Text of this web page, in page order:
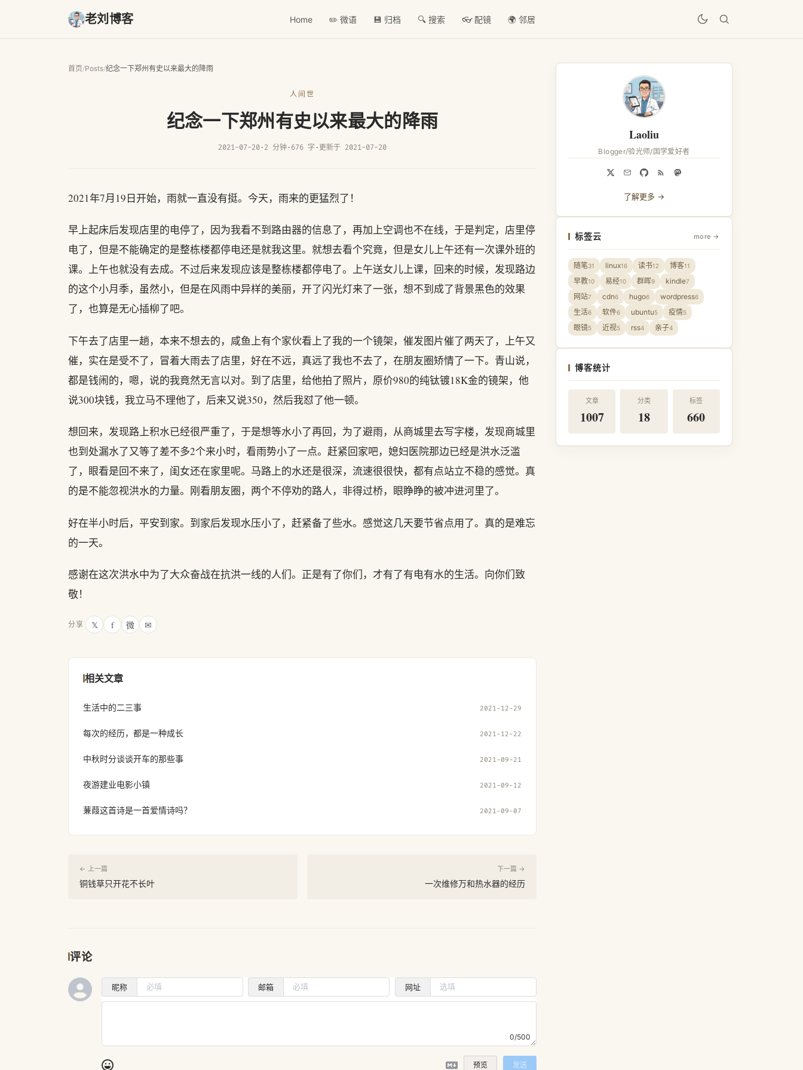
老刘博客 Home ✏️ 微语 💾 归档 🔍 搜索 👓 配镜 🌍 邻居
首页/Posts/纪念一下郑州有史以来最大的降雨
人间世
纪念一下郑州有史以来最大的降雨
2021-07-20· 2 分钟· 676 字 · 更新于 2021-07-20
2021年7月19日开始，雨就一直没有挺。今天，雨来的更猛烈了！
早上起床后发现店里的电停了，因为我看不到路由器的信息了，再加上空调也不在线，于是判定，店里停
电了，但是不能确定的是整栋楼都停电还是就我这里。就想去看个究竟，但是女儿上午还有一次课外班的
课。上午也就没有去成。不过后来发现应该是整栋楼都停电了。上午送女儿上课，回来的时候，发现路边
的这个小月季，虽然小，但是在风雨中异样的美丽，开了闪光灯来了一张，想不到成了背景黑色的效果
了，也算是无心插柳了吧。
下午去了店里一趟，本来不想去的，咸鱼上有个家伙看上了我的一个镜架，催发图片催了两天了，上午又
催，实在是受不了，冒着大雨去了店里，好在不远，真远了我也不去了，在朋友圈矫情了一下。青山说，
都是钱闹的，嗯，说的我竟然无言以对。到了店里，给他拍了照片，原价980的纯钛镀18K金的镜架，他
说300块钱，我立马不理他了，后来又说350，然后我怼了他一顿。
想回来，发现路上积水已经很严重了，于是想等水小了再回，为了避雨，从商城里去写字楼，发现商城里
也到处漏水了又等了差不多2个来小时，看雨势小了一点。赶紧回家吧，媳妇医院那边已经是洪水泛滥
了，眼看是回不来了，闺女还在家里呢。马路上的水还是很深，流速很很快，都有点站立不稳的感觉。真
的是不能忽视洪水的力量。刚看朋友圈，两个不停劝的路人，非得过桥，眼睁睁的被冲进河里了。
好在半小时后，平安到家。到家后发现水压小了，赶紧备了些水。感觉这几天要节省点用了。真的是难忘
的一天。
感谢在这次洪水中为了大众奋战在抗洪一线的人们。正是有了你们，才有了有电有水的生活。向你们致
敬！
分享 𝕏 f 微 ✉
相关文章
生活中的二三事 2021-12-29
每次的经历，都是一种成长 2021-12-22
中秋时分谈谈开车的那些事 2021-09-21
夜游建业电影小镇 2021-09-12
蒹葭这首诗是一首爱情诗吗？ 2021-09-07
← 上一篇
铜钱草只开花不长叶
下一篇 →
一次维修万和热水器的经历
评论
昵称 邮箱 网址
0/500
预览 发送
Laoliu
Blogger/验光师/国学爱好者
了解更多 →
标签云 more →
随笔31 linux16 读书12 博客11
早教10 易经10 群晖9 kindle7
网站7 cdn6 hugo6 wordpress6
生活6 软件6 ubuntu5 疫情5
眼镜5 近视5 rss4 亲子4
博客统计
文章
1007
分类
18
标签
660